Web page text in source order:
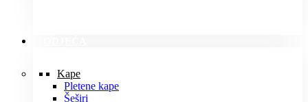
Kape
Pletene kape
Šeširi